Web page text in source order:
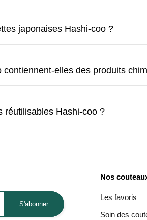
japonaises Hashi-coo ?
elles des produits
réutilisables Hashi-coo ?
S'abonner
Nos
Les favoris
Soin des